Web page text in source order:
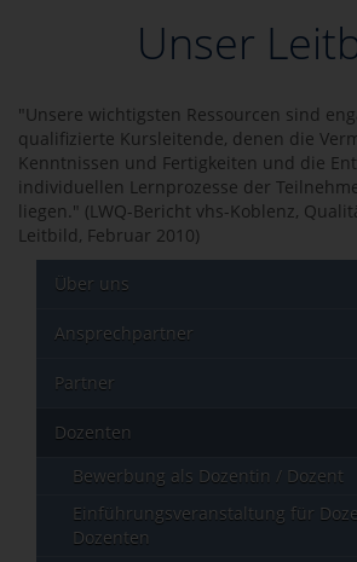
Unser
"Unsere wichtigsten Ressourcen sind
qualifizierte Kursleitende, denen die
Kenntnissen und Fertigkeiten und die
individuellen Lernprozesse der
liegen." (LWQ-Bericht vhs-Koblenz,
Leitbild, Februar 2010)
Über uns
Ansprechpartner
Partner
Dozenten
Bewerbung als Dozentin / Dozent
Einführungsveranstaltung für
Dozenten